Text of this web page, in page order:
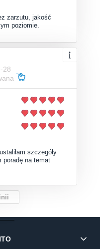
zarzutu, jakość
poziomie.
28
szczegóły
poradę na temat